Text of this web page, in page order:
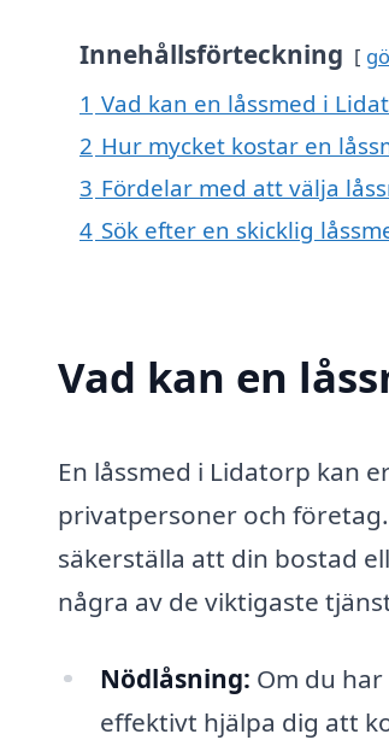
Innehållsförteckning
1 Vad kan en låssmed i
2 Hur mycket kostar en
3 Fördelar med att välja
4 Sök efter en skicklig
Vad kan en
En låssmed i Lidatorp kan
privatpersoner och
säkerställa att din bostad
några av de viktigaste
Nödlåsning: Om du
effektivt hjälpa dig att